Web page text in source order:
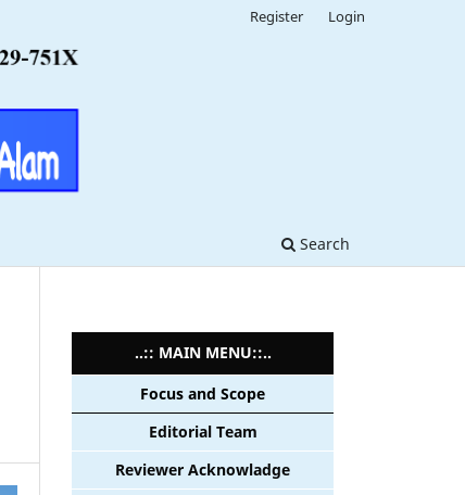
Search
Register Login
..:: MAIN MENU::..
Focus and Scope
Editorial Team
Reviewer Acknowladge